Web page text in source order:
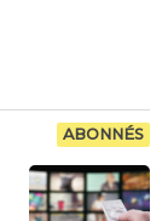
ABONNÉS